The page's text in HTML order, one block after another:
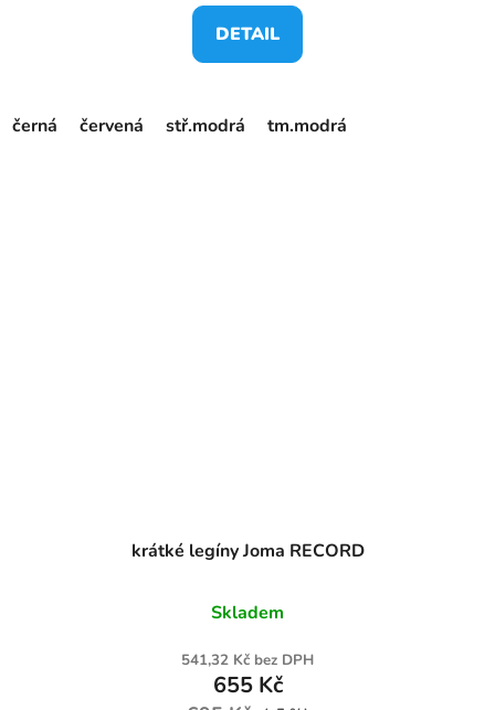
DETAIL
černá červená stř.modrá tm.modrá
krátké legíny Joma RECORD
Skladem
541,32 Kč bez DPH
655 Kč